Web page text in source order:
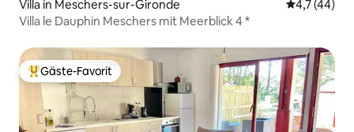
Villa in Meschers-sur-Gironde
4,7 (44)
Villa le Dauphin Meschers mit Meerblick 4 *
Beliebter Gäste-Favorit.
Gäste-Favorit